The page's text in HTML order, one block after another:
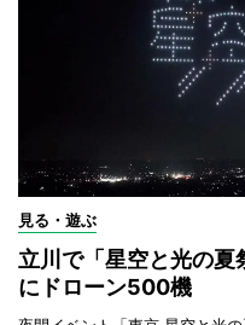
見る・遊ぶ
立川で「星空と光の
にドローン500機